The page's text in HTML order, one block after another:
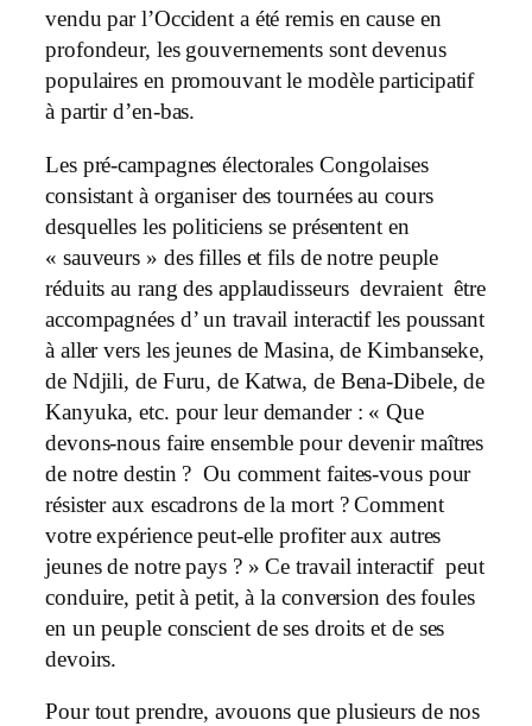
vendu par l’Occident a été remis en cause en
profondeur, les gouvernements sont devenus
populaires en promouvant le modèle participatif
à partir d’en-bas.
Les pré-campagnes électorales Congolaises
consistant à organiser des tournées au cours
desquelles les politiciens se présentent en
« sauveurs » des filles et fils de notre peuple
réduits au rang des applaudisseurs devraient être
accompagnées d’ un travail interactif les poussant
à aller vers les jeunes de Masina, de Kimbanseke,
de Ndjili, de Furu, de Katwa, de Bena-Dibele, de
Kanyuka, etc. pour leur demander : « Que
devons-nous faire ensemble pour devenir maîtres
de notre destin ? Ou comment faites-vous pour
résister aux escadrons de la mort ? Comment
votre expérience peut-elle profiter aux autres
jeunes de notre pays ? » Ce travail interactif peut
conduire, petit à petit, à la conversion des foules
en un peuple conscient de ses droits et de ses
devoirs.
Pour tout prendre, avouons que plusieurs de nos